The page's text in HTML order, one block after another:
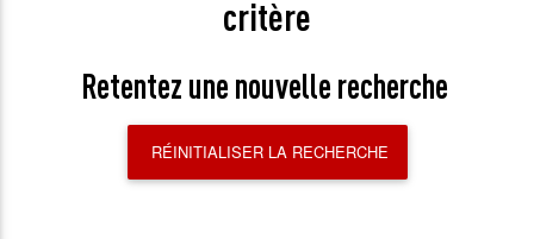
critère
Retentez une nouvelle recherche
RÉINITIALISER LA RECHERCHE